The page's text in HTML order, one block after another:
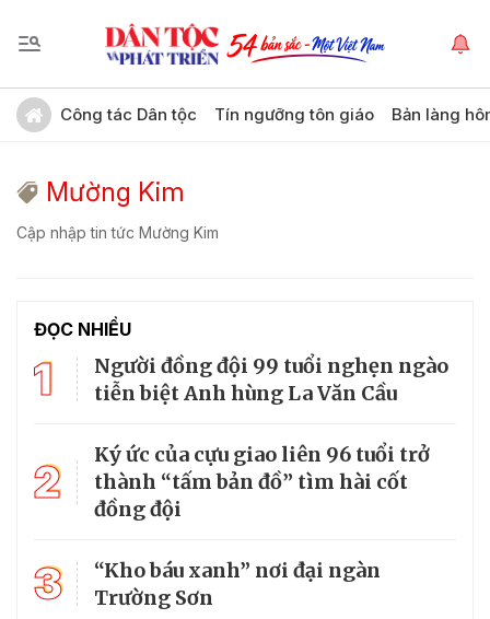
Công tác Dân tộc Tín ngưỡng tôn giáo Bản làng
Mường Kim
Cập nhập tin tức Mường Kim
ĐỌC NHIỀU
1
Người đồng đội 99 tuổi nghẹn ngào
tiễn biệt Anh hùng La Văn Cầu
2
Ký ức của cựu giao liên 96 tuổi trở
thành “tấm bản đồ” tìm hài cốt
đồng đội
3
“Kho báu xanh” nơi đại ngàn
Trường Sơn